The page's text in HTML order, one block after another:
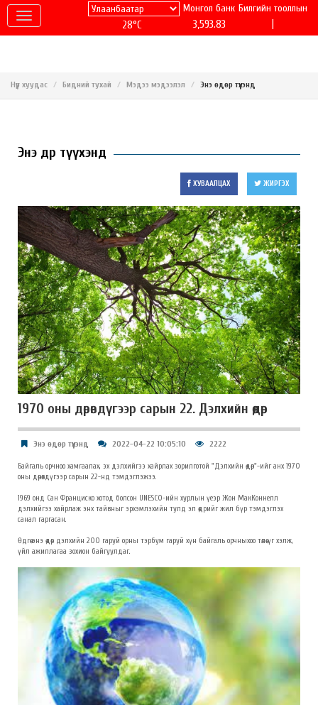
28°C
Монгол банк
3,593.83
Билгийн тооллын
Нүүр хуудас Бидний тухай Мэдээ мэдээлэл Энэ өдөр түүхэнд
Энэ өдөр түүхэнд
ХУВААЛЦАХ ЖИРГЭХ
1970 оны дөрөвдүгээр сарын 22. Дэлхийн өдөр
Энэ өдөр түүхэнд 2022-04-22 10:05:10 2222
Байгаль орчноо хамгаалах, эх дэлхийгээ хайрлах зорилготой "Дэлхийн өдөр"-ийг анх 1970
оны дөрөвдүгээр сарын 22-нд тэмдэглэжээ.
1969 онд Сан Франциско хотод болсон UNESCO-ийн хурлын үеэр Жон МакКоннелл
дэлхийгээ хайрлаж энх тайвныг эрхэмлэхийн тулд эл өдрийг жил бүр тэмдэглэх
санал гаргасан.
Өдгөө энэ өдөр дэлхийн 200 гаруй орны тэрбум гаруй хүн байгаль орчныхоо төлөө үг хэлж,
үйл ажиллагаа зохион байгуулдаг.